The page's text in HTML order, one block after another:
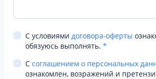
С условиями договора-оферты
обязуюсь выполнять. *
С соглашением о персональных
ознакомлен, возражений и